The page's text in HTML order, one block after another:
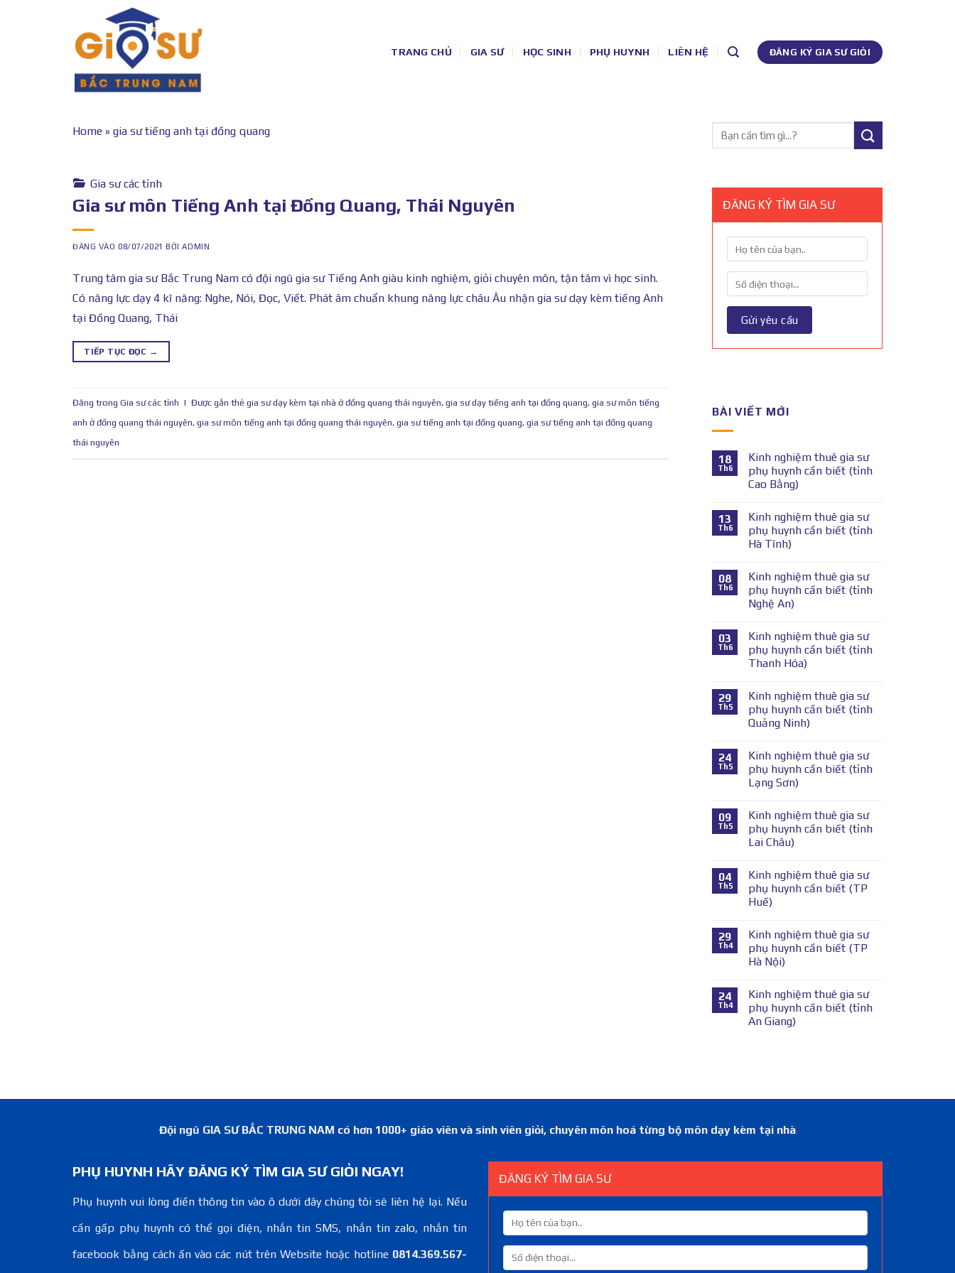
TRANG CHỦ GIA SƯ HỌC SINH PHỤ HUYNH LIÊN HỆ ĐĂNG KÝ GIA SƯ GIỎI
Home » gia sư tiếng anh tại đồng quang
Gia sư các tỉnh
Gia sư môn Tiếng Anh tại Đồng Quang, Thái Nguyên
ĐĂNG VÀO08/07/2021 BỞIADMIN
Trung tâm gia sư Bắc Trung Nam có đội ngũ gia sư Tiếng Anh giàu kinh nghiệm, giỏi chuyên môn, tận tâm vì học sinh.
Có năng lực dạy 4 kĩ năng: Nghe, Nói, Đọc, Viết. Phát âm chuẩn khung năng lực châu Âu nhận gia sư dạy kèm tiếng Anh
tại Đồng Quang, Thái
TIẾP TỤC ĐỌC →
Đăng trong Gia sư các tỉnh | Được gắn thẻ gia sư dạy kèm tại nhà ở đồng quang thái nguyên, gia sư dạy tiếng anh tại đồng quang, gia sư môn tiếng
anh ở đồng quang thái nguyên, gia sư môn tiếng anh tại đồng quang thái nguyên, gia sư tiếng anh tại đồng quang, gia sư tiếng anh tại đồng quang
thái nguyên
ĐĂNG KÝ TÌM GIA SƯ
BÀI VIẾT MỚI
18
Th6
Kinh nghiệm thuê gia sư
phụ huynh cần biết (tỉnh
Cao Bằng)
13
Th6
Kinh nghiệm thuê gia sư
phụ huynh cần biết (tỉnh
Hà Tĩnh)
08
Th6
Kinh nghiệm thuê gia sư
phụ huynh cần biết (tỉnh
Nghệ An)
03
Th6
Kinh nghiệm thuê gia sư
phụ huynh cần biết (tỉnh
Thanh Hóa)
29
Th5
Kinh nghiệm thuê gia sư
phụ huynh cần biết (tỉnh
Quảng Ninh)
24
Th5
Kinh nghiệm thuê gia sư
phụ huynh cần biết (tỉnh
Lạng Sơn)
09
Th5
Kinh nghiệm thuê gia sư
phụ huynh cần biết (tỉnh
Lai Châu)
04
Th5
Kinh nghiệm thuê gia sư
phụ huynh cần biết (TP
Huế)
29
Th4
Kinh nghiệm thuê gia sư
phụ huynh cần biết (TP
Hà Nội)
24
Th4
Kinh nghiệm thuê gia sư
phụ huynh cần biết (tỉnh
An Giang)
Đội ngũ GIA SƯ BẮC TRUNG NAM có hơn 1000+ giáo viên và sinh viên giỏi, chuyên môn hoá từng bộ môn dạy kèm tại nhà
PHỤ HUYNH HÃY ĐĂNG KÝ TÌM GIA SƯ GIỎI NGAY!
Phụ huynh vui lòng điền thông tin vào ô dưới đây chúng tôi sẽ liên hệ lại. Nếu
cần gấp phụ huynh có thể gọi điện, nhắn tin SMS, nhắn tin zalo, nhắn tin
facebook bằng cách ấn vào các nút trên Website hoặc hotline 0814.369.567-
ĐĂNG KÝ TÌM GIA SƯ